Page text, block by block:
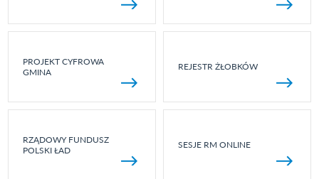
PROJEKT CYFROWA
GMINA
REJESTR ŻŁOBKÓW
RZĄDOWY FUNDUSZ
POLSKI ŁAD
SESJE RM ONLINE